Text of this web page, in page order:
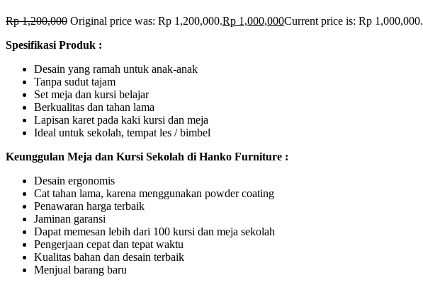
Rp1,200,000 Original price was: Rp 1,200,000.Rp 1,000,000Current price is: Rp 1,000,000.
Spesifikasi Produk :
Desain yang ramah untuk anak-anak
Tanpa sudut tajam
Set meja dan kursi belajar
Berkualitas dan tahan lama
Lapisan karet pada kaki kursi dan meja
Ideal untuk sekolah, tempat les / bimbel
Keunggulan Meja dan Kursi Sekolah di Hanko Furniture :
Desain ergonomis
Cat tahan lama, karena menggunakan powder coating
Penawaran harga terbaik
Jaminan garansi
Dapat memesan lebih dari 100 kursi dan meja sekolah
Pengerjaan cepat dan tepat waktu
Kualitas bahan dan desain terbaik
Menjual barang baru